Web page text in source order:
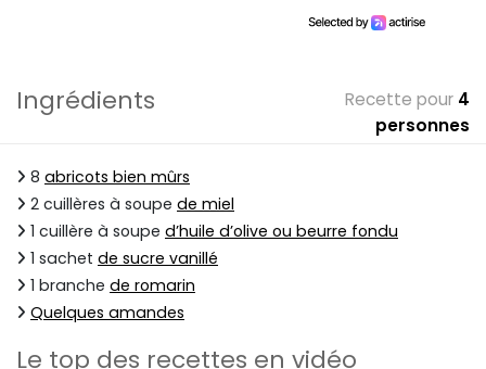
Ingrédients Recette pour 4
personnes
8 abricots bien mûrs
2 cuillères à soupe de miel
1 cuillère à soupe d’huile d’olive ou beurre fondu
1 sachet de sucre vanillé
1 branche de romarin
Quelques amandes
Le top des recettes en vidéo